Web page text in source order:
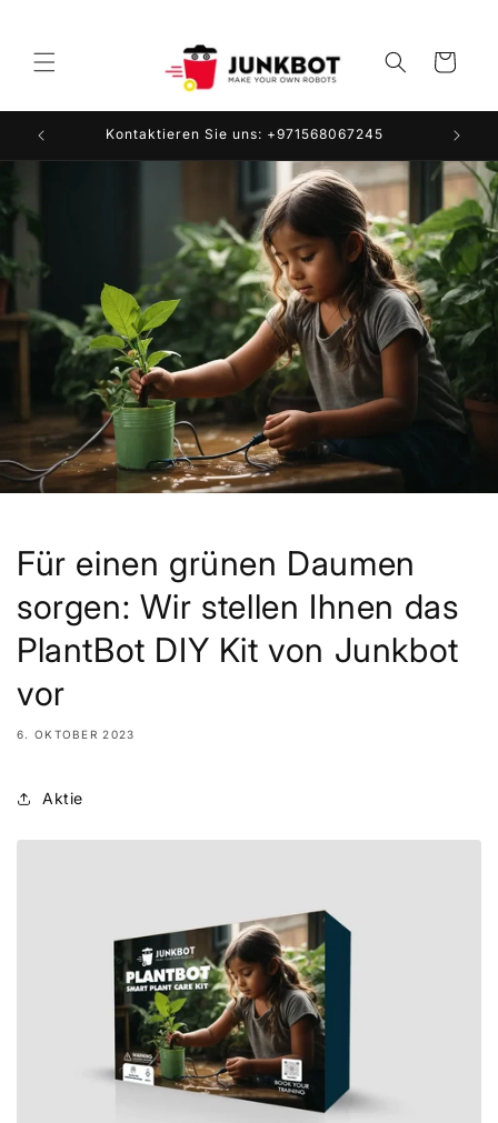
Warenkorb
Kontaktieren Sie uns: +971568067245
Für einen grünen Daumen
sorgen: Wir stellen Ihnen das
PlantBot DIY Kit von Junkbot
vor
6. OKTOBER 2023
Aktie